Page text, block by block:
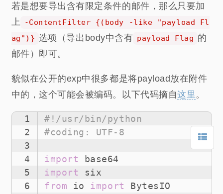
若是想要导出含有限定条件的邮件，那么只要加
上
-ContentFilter {(body -like "payload Fl
ag")} 选项（导出body中含有 payload Flag 的
邮件）即可。
貌似在公开的exp中很多都是将payload放在附件
中的，这个可能会被编码。以下代码摘自这里。
1
2
3
4
5
6
#!/usr/bin/python
#coding: UTF-8
import
base64
import
six
from io import BytesIO